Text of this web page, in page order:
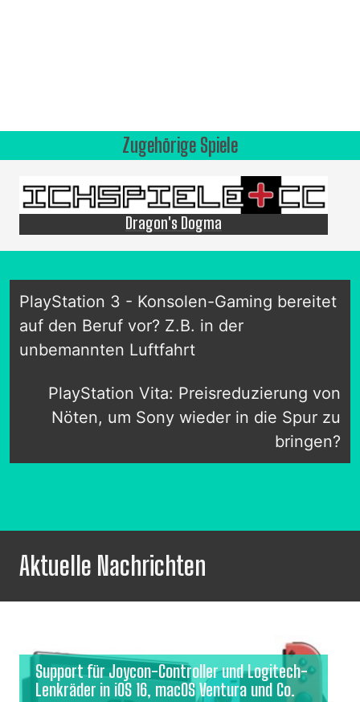
Zugehörige Spiele
Dragon's Dogma
PlayStation 3 - Konsolen-Gaming bereitet
auf den Beruf vor? Z.B. in der
unbemannten Luftfahrt
PlayStation Vita: Preisreduzierung von
Nöten, um Sony wieder in die Spur zu
bringen?
Aktuelle Nachrichten
Support für Joycon-Controller und Logitech-
Lenkräder in iOS 16, macOS Ventura und Co.